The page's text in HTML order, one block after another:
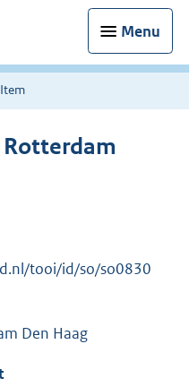
Menu
Item
tooi/id/so/so0830
Den Haag